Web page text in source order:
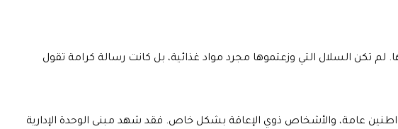
تكن السلال التي وزعتموها مجرد مواد غذائية، بل كانت رسالة كرامة تقول
عامة، والأشخاص ذوي الإعاقة بشكل خاص. فقد شهد مبنى الوحدة الإدارية